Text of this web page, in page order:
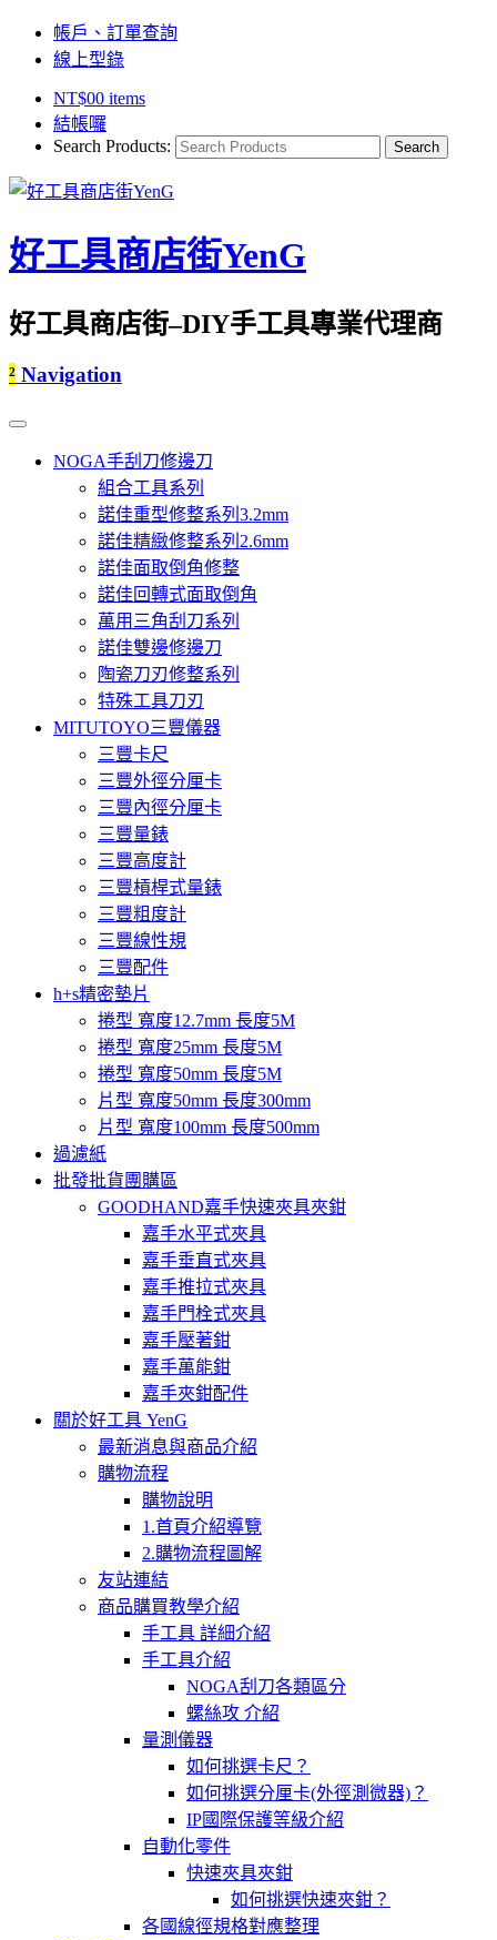
帳戶、訂單查詢
線上型錄
NT$00 items
結帳囉
Search Products:
好工具商店街YenG
好工具商店街–DIY手工具專業代理商
² Navigation
NOGA手刮刀修邊刀
組合工具系列
諾佳重型修整系列3.2mm
諾佳精緻修整系列2.6mm
諾佳面取倒角修整
諾佳回轉式面取倒角
萬用三角刮刀系列
諾佳雙邊修邊刀
陶瓷刀刃修整系列
特殊工具刀刃
MITUTOYO三豐儀器
三豐卡尺
三豐外徑分厘卡
三豐內徑分厘卡
三豐量錶
三豐高度計
三豐槓桿式量錶
三豐粗度計
三豐線性規
三豐配件
h+s精密墊片
捲型 寬度12.7mm 長度5M
捲型 寬度25mm 長度5M
捲型 寬度50mm 長度5M
片型 寬度50mm 長度300mm
片型 寬度100mm 長度500mm
過濾紙
批發批貨團購區
GOODHAND嘉手快速夾具夾鉗
嘉手水平式夾具
嘉手垂直式夾具
嘉手推拉式夾具
嘉手門栓式夾具
嘉手壓著鉗
嘉手萬能鉗
嘉手夾鉗配件
關於好工具 YenG
最新消息與商品介紹
購物流程
購物說明
1.首頁介紹導覽
2.購物流程圖解
友站連結
商品購買教學介紹
手工具 詳細介紹
手工具介紹
NOGA刮刀各類區分
螺絲攻 介紹
量測儀器
如何挑選卡尺？
如何挑選分厘卡(外徑測微器)？
IP國際保護等級介紹
自動化零件
快速夾具夾鉗
如何挑選快速夾鉗？
各國線徑規格對應整理